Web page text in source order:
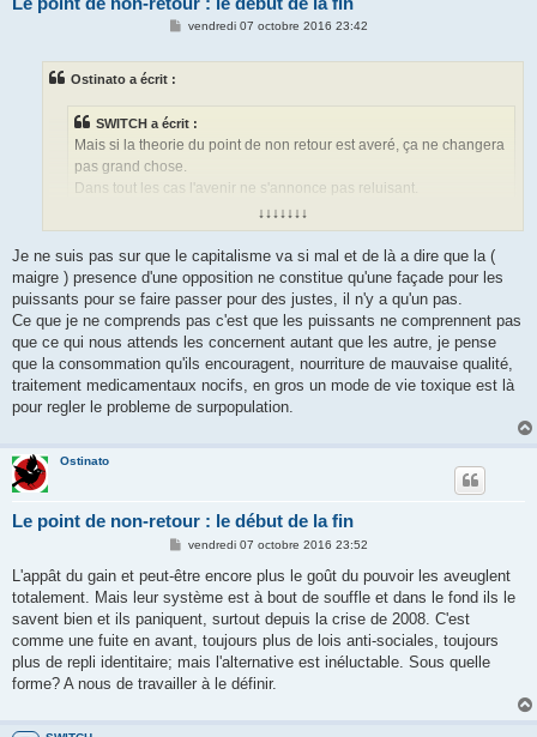
Mvendredi 07 octobre 2016 23:42
Ostinato a écrit :
SWITCH a écrit :
Mais si la theorie du point de non retour est averé, ça ne changera
pas grand chose.
Dans tout les cas l'avenir ne s'annonce pas reluisant.
ça commence par une prise de conscience, mais celle-ci contredit
tellement les intérêt des puissants qu'ils ont mis en place le contre-feu
révisionniste et les complotistes/confusionnistes prennent le relais. Mais
le capitalisme va mal ( c'est pour ça qu'il décuple ses attaques ces
derniers temps ) et beaucoup de gens " profitent " de leur situation de
précarité pour inventer d'autres façons de travailler, de produire et de
vivre.
↓↓↓↓↓↓↓
Je ne suis pas sur que le capitalisme va si mal et de là a dire que la (
maigre ) presence d'une opposition ne constitue qu'une façade pour les
puissants pour se faire passer pour des justes, il n'y a qu'un pas.
Ce que je ne comprends pas c'est que les puissants ne comprennent pas
que ce qui nous attends les concernent autant que les autre, je pense
que la consommation qu'ils encouragent, nourriture de mauvaise qualité,
traitement medicamentaux nocifs, en gros un mode de vie toxique est là
pour regler le probleme de surpopulation.
Ostinato
Le point de non-retour : le début de la fin
M
s
a
g
vendredi 07 octobre 2016 23:52
L'appât du gain et peut-être encore plus le goût du pouvoir les aveuglent
totalement. Mais leur système est à bout de souffle et dans le fond ils le
savent bien et ils paniquent, surtout depuis la crise de 2008. C'est
comme une fuite en avant, toujours plus de lois anti-sociales, toujours
plus de repli identitaire; mais l'alternative est inéluctable. Sous quelle
forme? A nous de travailler à le définir.